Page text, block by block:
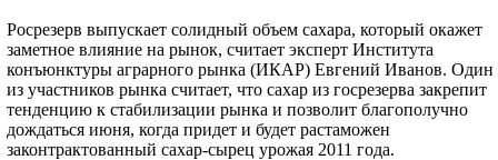
Росрезерв выпускает солидный объем сахара, который окажет
заметное влияние на рынок, считает эксперт Института
конъюнктуры аграрного рынка (ИКАР) Евгений Иванов. Один
из участников рынка считает, что сахар из госрезерва закрепит
тенденцию к стабилизации рынка и позволит благополучно
дождаться июня, когда придет и будет растаможен
законтрактованный сахар-сырец урожая 2011 года.